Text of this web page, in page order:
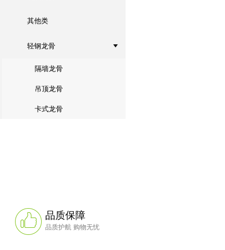
其他类
轻钢龙骨
隔墙龙骨
吊顶龙骨
卡式龙骨
品质保障
品质护航 购物无忧